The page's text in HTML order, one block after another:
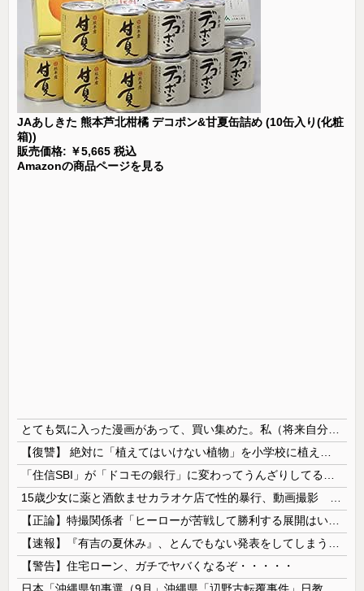
JAあしきた 熊本芦北柑橘 デコポン&甘夏缶詰め (10缶入り(化粧
箱))
販売価格: ￥5,665 税込
Amazonの商品ページを見る
【警告】住宅ローン、ガチでヤバくなるぞ・・・・・